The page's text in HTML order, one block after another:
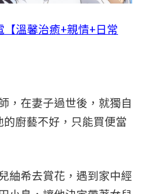
【溫馨治癒+親情+日常
，在妻子過世後，就獨自
廚藝不好，只能買便當
紬希去賞花，遇到家中經